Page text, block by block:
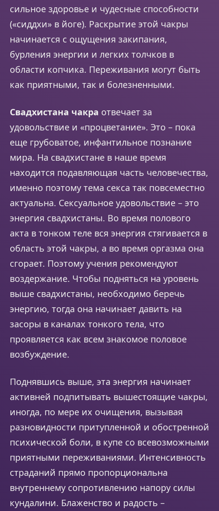
сильное здоровье и чудесные способности
(«сиддхи» в йоге). Раскрытие этой чакры
начинается с ощущения закипания,
бурления энергии и легких толчков в
области копчика. Переживания могут быть
как приятными, так и болезненными.
Свадхистана чакра отвечает за
удовольствие и «процветание». Это – пока
еще грубоватое, инфантильное познание
мира. На свадхистане в наше время
находится подавляющая часть человечества,
именно поэтому тема секса так повсеместно
актуальна. Сексуальное удовольствие – это
энергия свадхистаны. Во время полового
акта в тонком теле вся энергия стягивается в
область этой чакры, а во время оргазма она
сгорает. Поэтому учения рекомендуют
воздержание. Чтобы подняться на уровень
выше свадхистаны, необходимо беречь
энергию, тогда она начинает давить на
засоры в каналах тонкого тела, что
проявляется как всем знакомое половое
возбуждение.
Поднявшись выше, эта энергия начинает
активней подпитывать вышестоящие чакры,
иногда, по мере их очищения, вызывая
разновидности притупленной и обостренной
психической боли, в купе со всевозможными
приятными переживаниями. Интенсивность
страданий прямо пропорциональна
внутреннему сопротивлению напору силы
кундалини. Блаженство и радость –